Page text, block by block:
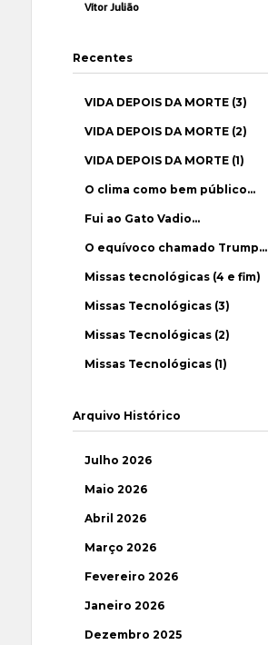
Vítor Julião
Recentes
VIDA DEPOIS DA MORTE (3)
VIDA DEPOIS DA MORTE (2)
VIDA DEPOIS DA MORTE (1)
O clima como bem público…
Fui ao Gato Vadio…
O equívoco chamado Trump…
Missas tecnológicas (4 e fim)
Missas Tecnológicas (3)
Missas Tecnológicas (2)
Missas Tecnológicas (1)
Arquivo Histórico
Julho 2026
Maio 2026
Abril 2026
Março 2026
Fevereiro 2026
Janeiro 2026
Dezembro 2025